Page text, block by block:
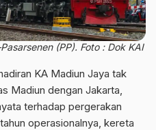
(PP). Foto : Dok KAI
KA Madiun Jaya tak
Madiun dengan Jakarta,
terhadap pergerakan
operasionalnya, kereta